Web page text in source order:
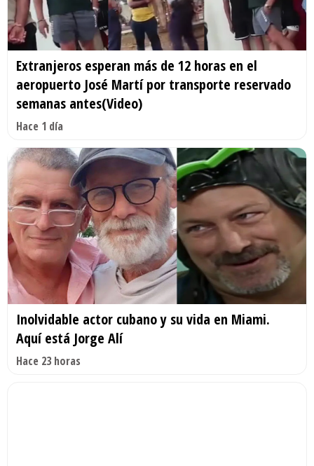
Extranjeros esperan más de 12 horas en el
aeropuerto José Martí por transporte reservado
semanas antes(Video)
Hace 1 día
Inolvidable actor cubano y su vida en Miami.
Aquí está Jorge Alí
Hace 23 horas